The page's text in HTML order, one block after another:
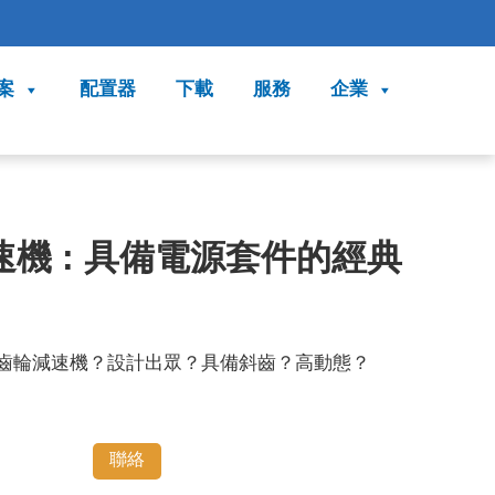
配置器 下載 服務 企業
機 : 具備電源套件的經典
輪減速機？設計出眾？具備斜齒？高動態？
聯絡